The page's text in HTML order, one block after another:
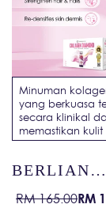
Minuman
yang berkuasa
secara klinikal
memastikan
sentiasa muda
BERLIAN
Harga
RM 165.00RM